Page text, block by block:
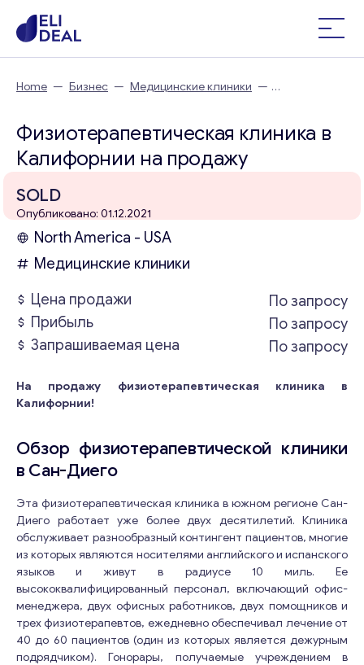
Home — Бизнес — Медицинские клиники —
Физиотерапевтическая клиника в
Калифорнии на продажу
SOLD
Опубликовано: 01.12.2021
North America - USA
Медицинские клиники
Цена продажи
По запросу
Прибыль
По запросу
Запрашиваемая цена
По запросу
На продажу физиотерапевтическая клиника в
Калифорнии!
Обзор физиотерапевтической клиники
в Сан-Диего
Эта физиотерапевтическая клиника в южном регионе Сан-
Диего работает уже более двух десятилетий. Клиника
обслуживает разнообразный контингент пациентов, многие
из которых являются носителями английского и испанского
языков и живут в радиусе 10 миль. Ее
высококвалифицированный персонал, включающий офис-
менеджера, двух офисных работников, двух помощников и
трех физиотерапевтов, ежедневно обеспечивал лечение от
40 до 60 пациентов (один из которых является дежурным
подрядчиком). Гонорары, получаемые учреждением в